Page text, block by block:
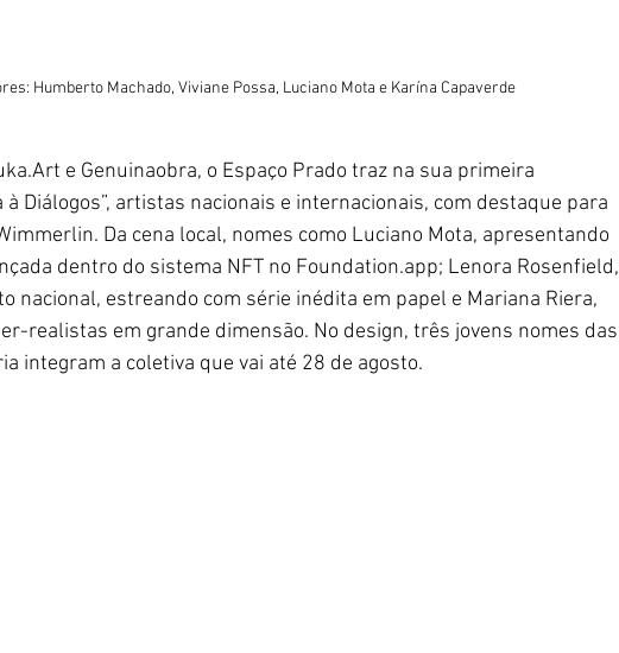
Humberto Machado, Viviane Possa, Luciano Mota e Karína Capaverde
e Genuinaobra, o Espaço Prado traz na sua primeira
Diálogos”, artistas nacionais e internacionais, com destaque para
Da cena local, nomes como Luciano Mota, apresentando
dentro do sistema NFT no Foundation.app; Lenora Rosenfield,
nacional, estreando com série inédita em papel e Mariana Riera,
realistas em grande dimensão. No design, três jovens nomes das
integram a coletiva que vai até 28 de agosto.